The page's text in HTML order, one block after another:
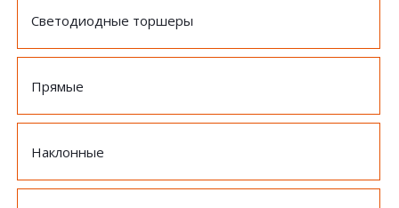
Светодиодные торшеры
Прямые
Наклонные